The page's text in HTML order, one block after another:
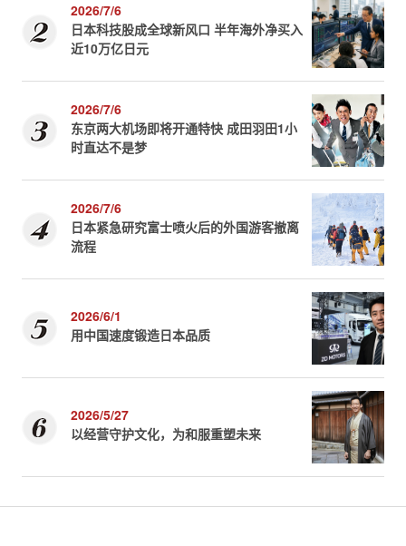
2026/7/6
日本科技股成全球新风口 半年海外净买入
近10万亿日元
2026/7/6
东京两大机场即将开通特快 成田羽田1小
时直达不是梦
2026/7/6
日本紧急研究富士喷火后的外国游客撤离
流程
2026/6/1
用中国速度锻造日本品质
2026/5/27
以经营守护文化，为和服重塑未来